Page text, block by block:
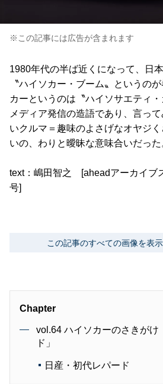
※この記事には広告が含まれます
1980年代の半ば近くになって、日
〝ハイソカー・ブーム〟というの
カーというのは〝ハイソサエティ
メディア発信の造語であり、言っ
いクルマ＝趣味のよさげなオヤジ
いの、わりと曖昧な意味合いだった
text：嶋田智之 [aheadアーカイブ
号]
この記事のすべての画像を表示
Chapter
vol.64 ハイソカーのさきがけ
ド」
日産・初代レパード